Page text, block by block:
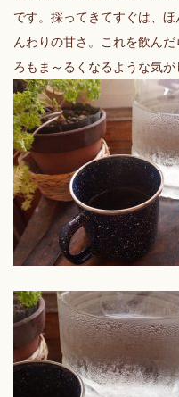
です。採ってきてすぐは、
んわりの甘さ。これを飲ん
ろもま～るくなるような気が